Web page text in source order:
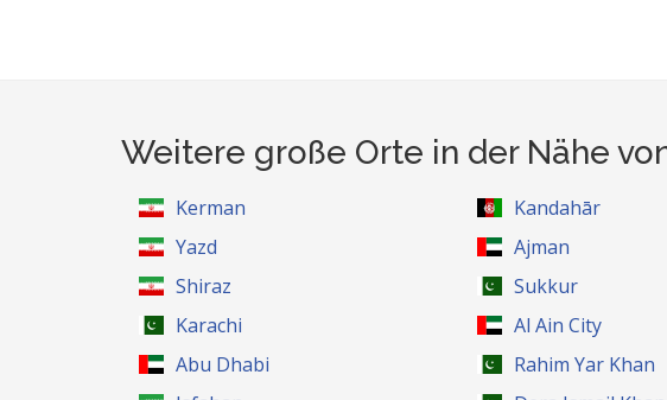
Weitere große Orte in der Nähe
Kerman Kandahār
Yazd
Ajman
Shiraz
Sukkur
Karachi
Al Ain City
Abu Dhabi
Rahim Yar Khan